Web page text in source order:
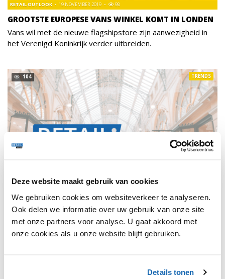
Deze website maakt gebruik van cookies
We gebruiken cookies om websiteverkeer te analyseren.
Ook delen we informatie over uw gebruik van onze site
met onze partners voor analyse. U gaat akkoord met
onze cookies als u onze website blijft gebruiken.
Details tonen
GROOTSTE EUROPESE VANS WINKEL KOMT IN LONDEN
RETAIL OUTLOOK 19 NOVEMBER 2019 98
Vans wil met de nieuwe flagshipstore zijn aanwezigheid in
het Verenigd Koninkrijk verder uitbreiden.
104
RETAIL OUTLOOK 30 JULI 2018
TRENDS
Door de iconische kunstwerken van Van Gogh te combineren